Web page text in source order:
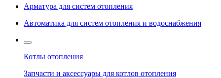
Арматура для систем отопления
Автоматика для систем отопления и водоснабжения
Котлы отопления
Запчасти и аксессуары для котлов отопления